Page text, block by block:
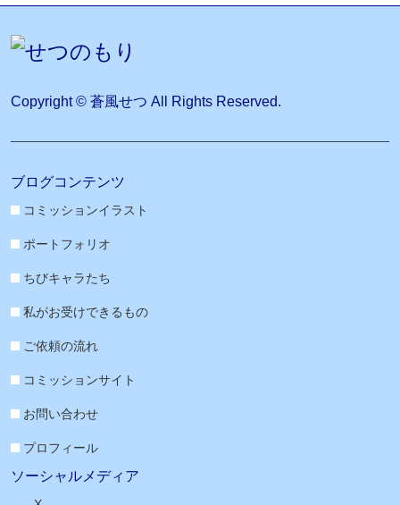
Copyright © 蒼風せつ All Rights Reserved.
ブログコンテンツ
コミッションイラスト
ポートフォリオ
ちびキャラたち
私がお受けできるもの
ご依頼の流れ
コミッションサイト
お問い合わせ
プロフィール
ソーシャルメディア